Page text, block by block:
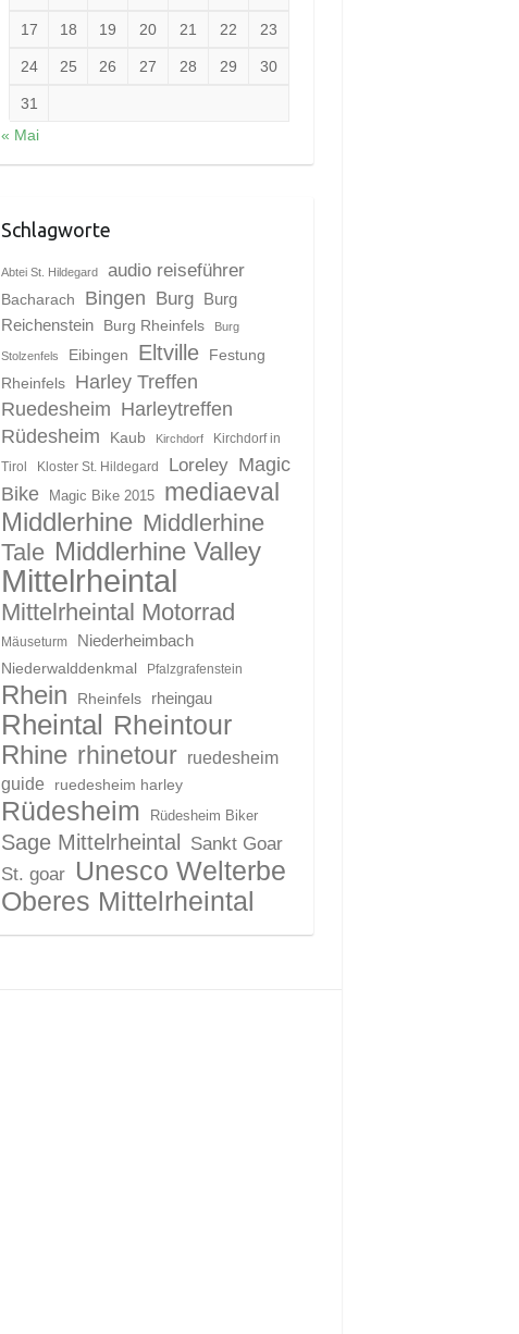
17 18 19 20 21 22 23
24 25 26 27 28 29 30
31
« Mai
Schlagworte
Abtei St. Hildegard audio reiseführer
Bacharach Bingen Burg
Burg
Reichenstein
Burg Rheinfels Burg
Stolzenfels Eibingen Eltville
Festung
Rheinfels
Harley Treffen
Ruedesheim Harleytreffen
Rüdesheim
Kaub Kirchdorf
Kirchdorf in
Tirol
Kloster St. Hildegard Loreley Magic
Bike
Magic Bike 2015 mediaeval
Middlerhine Middlerhine
Tale Middlerhine Valley
Mittelrheintal
Mittelrheintal Motorrad
Mäuseturm
Niederheimbach
Niederwalddenkmal
Pfalzgrafenstein
Rhein Rheinfels rheingau
Rheintal Rheintour
Rhine rhinetour ruedesheim
guide
ruedesheim harley
Rüdesheim Rüdesheim Biker
Sage Mittelrheintal Sankt Goar
St. goar Unesco Welterbe
Oberes Mittelrheintal